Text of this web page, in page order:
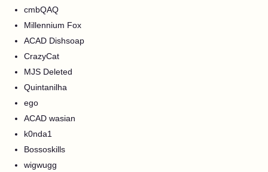
cmbQAQ
Millennium Fox
ACAD Dishsoap
CrazyCat
MJS Deleted
Quintanilha
ego
ACAD wasian
k0nda1
Bossoskills
wigwugg